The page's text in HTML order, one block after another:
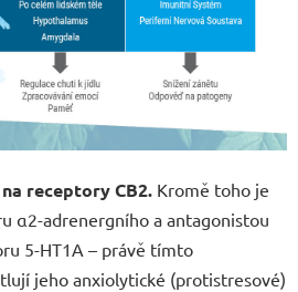
receptory CB2. Kromě toho je
α2-adrenergního a antagonistou
5-HT1A – právě tímto
jeho anxiolytické (protistresové)